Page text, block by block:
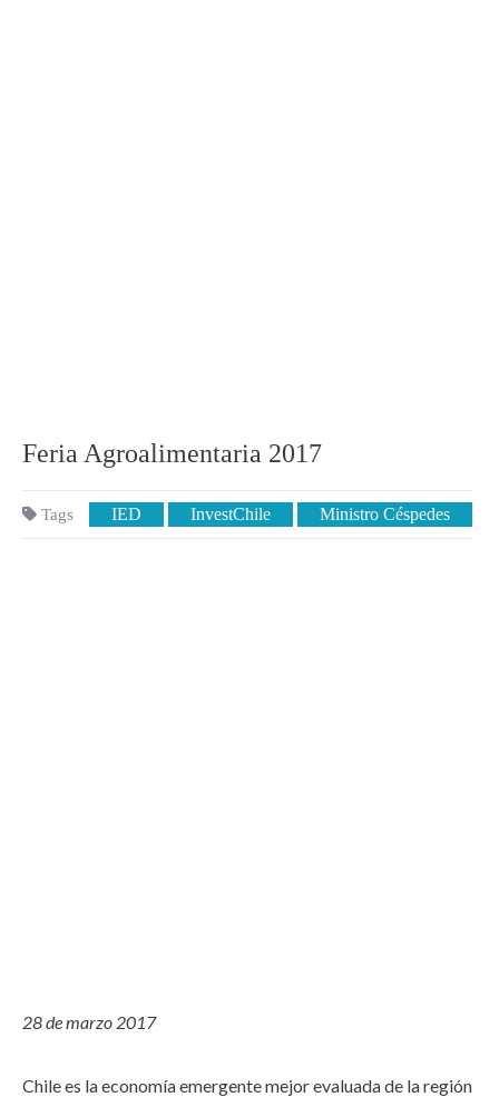
Feria Agroalimentaria 2017
Tags IED InvestChile Ministro Céspedes
28 de marzo 2017
Chile es la economía emergente mejor evaluada de la región